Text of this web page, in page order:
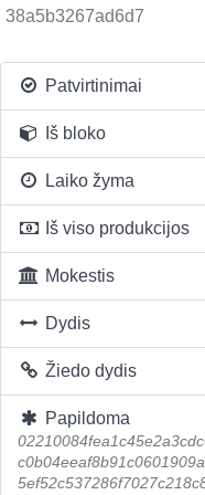
38a5b3267ad6d7
Patvirtinimai
Iš bloko
Laiko žyma
Iš viso produkcijos
Mokestis
Dydis
Žiedo dydis
Papildoma